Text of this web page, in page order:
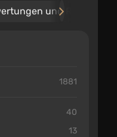
und
1881
40
13